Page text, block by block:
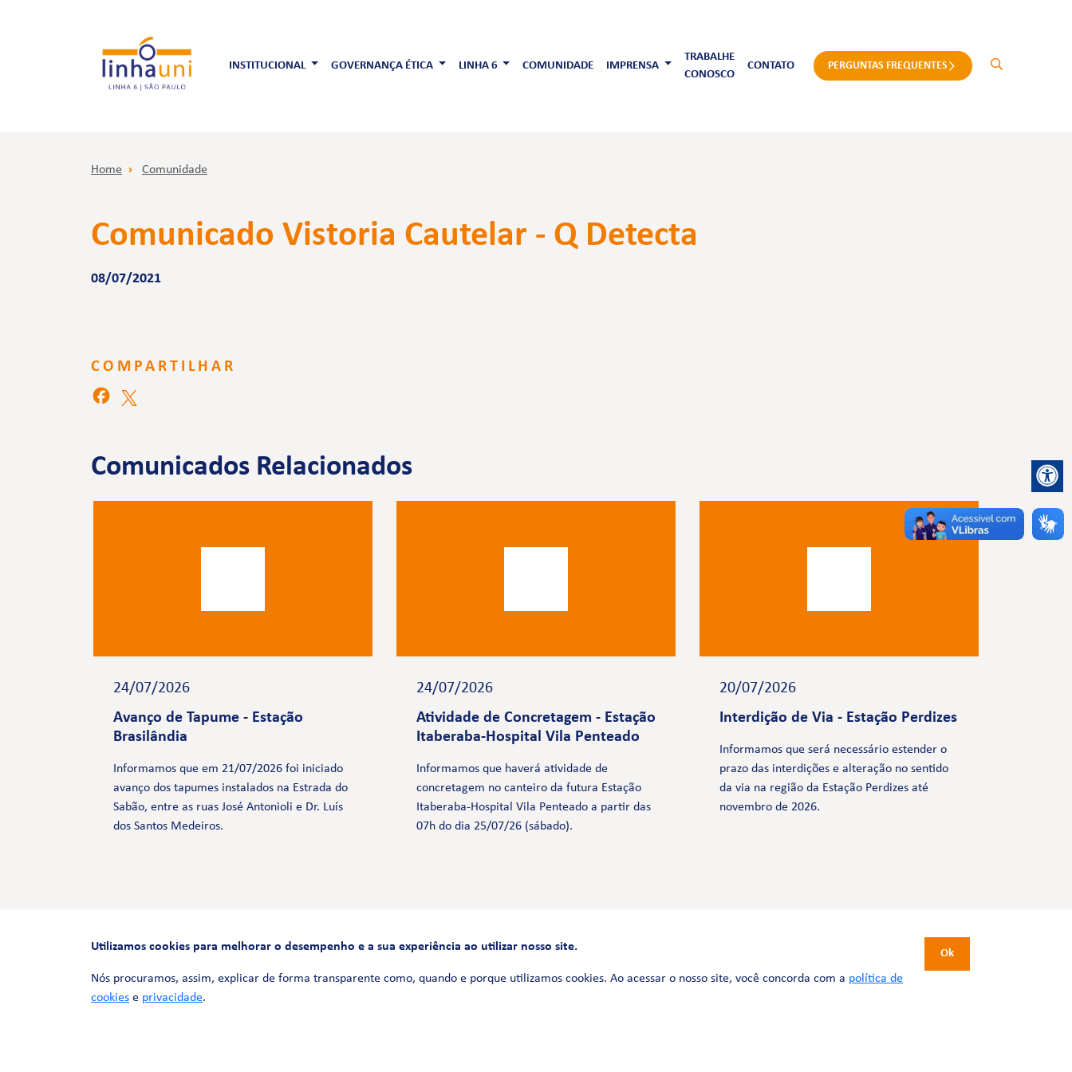
INSTITUCIONAL GOVERNANÇA ÉTICA LINHA 6 COMUNIDADE IMPRENSA
TRABALHE
CONOSCO
CONTATO PERGUNTAS FREQUENTES
Home Comunidade
Comunicado Vistoria Cautelar - Q Detecta
08/07/2021
COMPARTILHAR
Comunicados Relacionados
24/07/2026
Avanço de Tapume - Estação
Brasilândia
Informamos que em 21/07/2026 foi iniciado
avanço dos tapumes instalados na Estrada do
Sabão, entre as ruas José Antonioli e Dr. Luís
dos Santos Medeiros.
24/07/2026
Atividade de Concretagem - Estação
Itaberaba-Hospital Vila Penteado
Informamos que haverá atividade de
concretagem no canteiro da futura Estação
Itaberaba-Hospital Vila Penteado a partir das
07h do dia 25/07/26 (sábado).
20/07/2026
Interdição de Via - Estação Perdizes
Informamos que será necessário estender o
prazo das interdições e alteração no sentido
da via na região da Estação Perdizes até
novembro de 2026.
FALE CONOSCO
0800 580 3172
Utilizamos cookies para melhorar o desempenho e a sua experiência ao utilizar nosso site.
Nós procuramos, assim, explicar de forma transparente como, quando e porque utilizamos cookies. Ao acessar o nosso site, você concorda com a política de
cookies e privacidade.
Ok